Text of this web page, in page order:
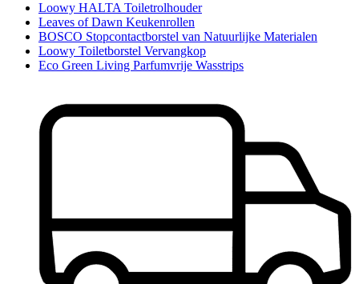
Loowy HALTA Toiletrolhouder
Leaves of Dawn Keukenrollen
BOSCO Stopcontactborstel van Natuurlijke Materialen
Loowy Toiletborstel Vervangkop
Eco Green Living Parfumvrije Wasstrips